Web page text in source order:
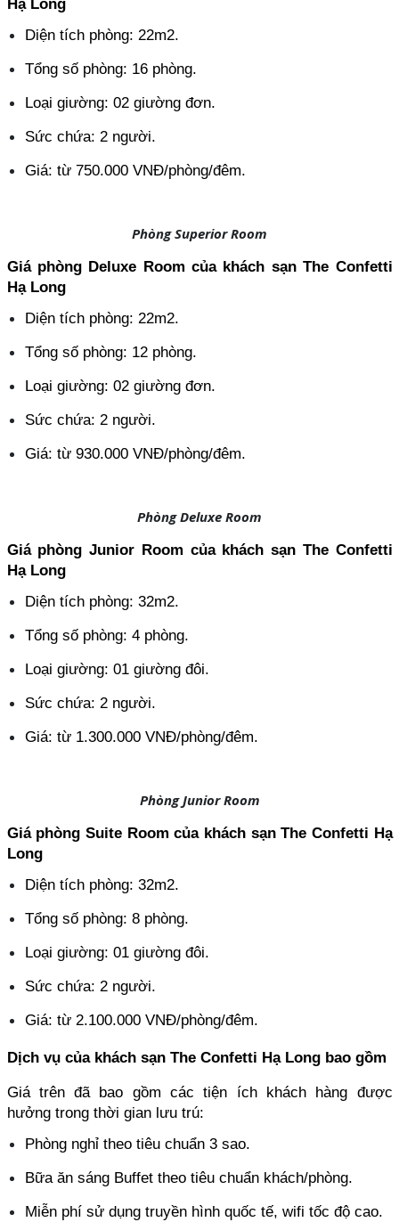
Hạ Long
Diện tích phòng: 22m2.
Tổng số phòng: 16 phòng.
Loại giường: 02 giường đơn.
Sức chứa: 2 người.
Giá: từ 750.000 VNĐ/phòng/đêm.
Phòng Superior Room
Giá phòng Deluxe Room của khách sạn The Confetti
Hạ Long
Diện tích phòng: 22m2.
Tổng số phòng: 12 phòng.
Loại giường: 02 giường đơn.
Sức chứa: 2 người.
Giá: từ 930.000 VNĐ/phòng/đêm.
Phòng Deluxe Room
Giá phòng Junior Room của khách sạn The Confetti
Hạ Long
Diện tích phòng: 32m2.
Tổng số phòng: 4 phòng.
Loại giường: 01 giường đôi.
Sức chứa: 2 người.
Giá: từ 1.300.000 VNĐ/phòng/đêm.
Phòng Junior Room
Giá phòng Suite Room của khách sạn The Confetti Hạ
Long
Diện tích phòng: 32m2.
Tổng số phòng: 8 phòng.
Loại giường: 01 giường đôi.
Sức chứa: 2 người.
Giá: từ 2.100.000 VNĐ/phòng/đêm.
Dịch vụ của khách sạn The Confetti Hạ Long bao gồm
Giá trên đã bao gồm các tiện ích khách hàng được
hưởng trong thời gian lưu trú:
Phòng nghỉ theo tiêu chuẩn 3 sao.
Bữa ăn sáng Buffet theo tiêu chuẩn khách/phòng.
Miễn phí sử dụng truyền hình quốc tế, wifi tốc độ cao.